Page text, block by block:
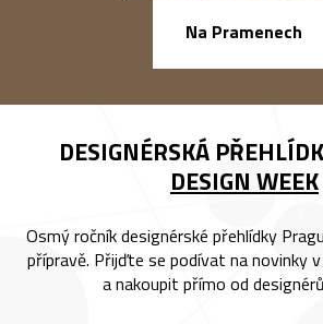
Na Pramenech
DESIGNÉRSKÁ
DESIGN WEEK
Osmý ročník designérské přehlídky
přípravě. Přijďte se podívat na novinky
a nakoupit přímo od